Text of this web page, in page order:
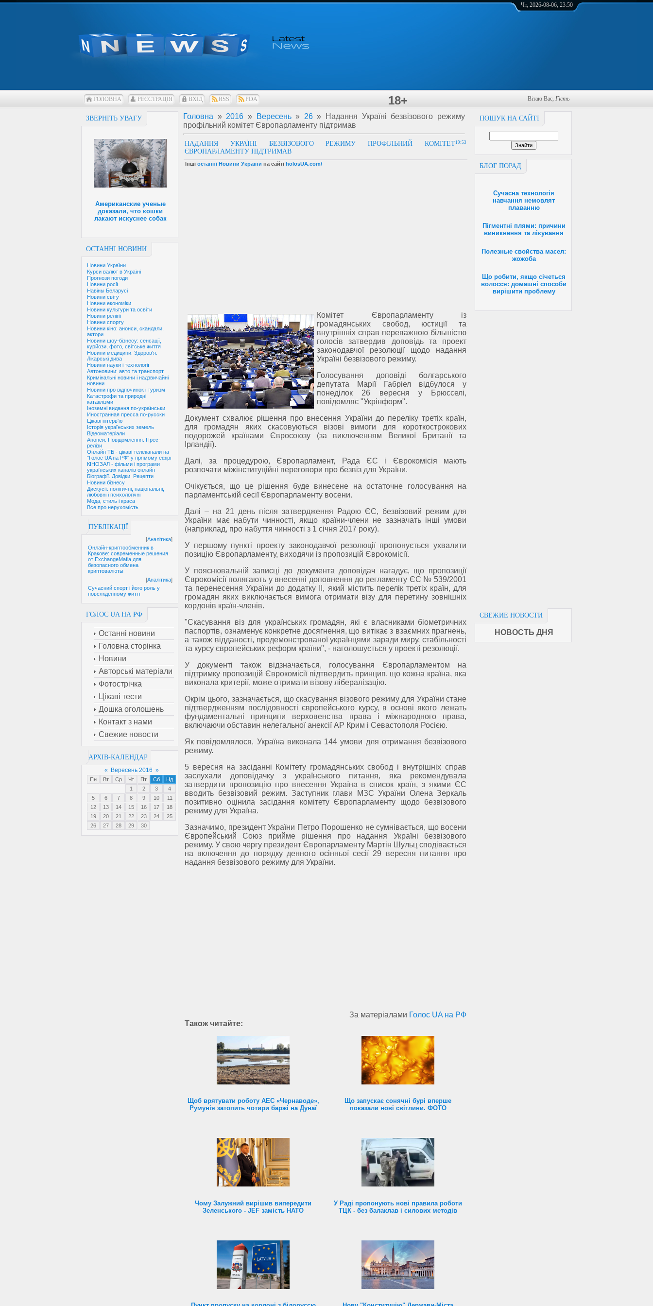
Чт, 2026-08-06, 23:50
ГОЛОВНА РЕЄСТРАЦІЯ ВХІД RSS PDA 18+ Вітаю Вас, Гість
ЗВЕРНІТЬ УВАГУ
Американские ученые
доказали, что кошки
лакают искуснее собак
ОСТАННІ НОВИНИ
Новини України
Курси валют в Україні
Прогнози погоди
Новини росії
Навіны Беларусі
Новини світу
Новини економіки
Новини культури та освіти
Новини релігії
Новини спорту
Новини кіно: анонси, скандали,
актори
Новини шоу-бізнесу: сенсації,
курйози, фото, світське життя
Новини медицини. Здоров'я.
Лікарські дива
Новини науки і технології
Автоновини: авто та транспорт
Кримінальні новини і надзвичайні
новини
Новини про відпочинок і туризм
Катастрофи та природні
катаклізми
Іноземні видання по-українськи
Иностранная пресса по-русски
Цікаві інтерв'ю
Історія українських земель
Відеоматеріали
Анонси. Повідомлення. Прес-
релізи
Онлайн ТБ - цікаві телеканали на
"Голос UA на РФ" у прямому ефірі
КІНОЗАЛ - фільми і програми
українських каналів онлайн
Біографії. Довідки. Рецепти
Новини бізнесу
Дискусії: політичні, національні,
любовні і психологічні
Мода, стиль і краса
Все про нерухомість
ПУБЛІКАЦІЇ
[Аналітика]
Онлайн-криптообменник в
Кракове: современные решения
от ExchangeMafia для
безопасного обмена
криптовалюты
[Аналітика]
Сучасний спорт і його роль у
повсякденному житті
ГОЛОС UA НА РФ
Останні новини
Головна сторінка
Новини
Авторські матеріали
Фотострічка
Цікаві тести
Дошка оголошень
Контакт з нами
Свежие новости
АРХІВ-КАЛЕНДАР
« Вересень 2016 »
Пн Вт Ср Чт Пт Сб
Нд
1
2 3
4
5
6 7 8 9 10
11
12
13 14 15 16 17
18
19
20 21 22 23 24
25
26
27 28 29 30
ПОШУК НА САЙТІ
БЛОГ ПОРАД
Сучасна технологія
навчання немовлят
плаванню
Пігментні плями: причини
виникнення та лікування
Полезные свойства масел:
жожоба
Що робити, якщо січеться
волосся: домашні способи
вирішити проблему
СВЕЖИЕ НОВОСТИ
НОВОСТЬ ДНЯ
Головна » 2016 » Вересень » 26» Надання Україні безвізового режиму
профільний комітет Європарламенту підтримав
19:53
НАДАННЯ УКРАЇНІ БЕЗВІЗОВОГО РЕЖИМУ ПРОФІЛЬНИЙ КОМІТЕТ
ЄВРОПАРЛАМЕНТУ ПІДТРИМАВ
Інші останні Новини України на сайті holosUA.com/
Комітет Європарламенту із
громадянських свобод, юстиції та
внутрішніх справ переважною більшістю
голосів затвердив доповідь та проект
законодавчої резолюції щодо надання
Україні безвізового режиму.
Голосування доповіді болгарського
депутата Марії Габріел відбулося у
понеділок 26 вересня у Брюсселі,
повідомляє "Укрінформ".
Документ схвалює рішення про внесення України до переліку третіх країн,
для громадян яких скасовуються візові вимоги для короткострокових
подорожей країнами Євросоюзу (за виключенням Великої Британії та
Ірландії).
Далі, за процедурою, Європарламент, Рада ЄС і Єврокомісія мають
розпочати міжінституційні переговори про безвіз для України.
Очікується, що це рішення буде винесене на остаточне голосування на
парламентській сесії Європарламенту восени.
Далі – на 21 день після затвердження Радою ЄС, безвізовий режим для
України має набути чинності, якщо країни-члени не зазначать інші умови
(наприклад, про набуття чинності з 1 січня 2017 року).
У першому пункті проекту законодавчої резолюції пропонується ухвалити
позицію Європарламенту, виходячи із пропозицій Єврокомісії.
У пояснювальній записці до документа доповідач нагадує, що пропозиції
Єврокомісії полягають у внесенні доповнення до регламенту ЄС № 539/2001
та перенесення України до додатку ІІ, який містить перелік третіх країн, для
громадян яких виключається вимога отримати візу для перетину зовнішніх
кордонів країн-членів.
"Скасування віз для українських громадян, які є власниками біометричних
паспортів, ознаменує конкретне досягнення, що витікає з взаємних прагнень,
а також відданості, продемонстрованої українцями заради миру, стабільності
та курсу європейських реформ країни", - наголошується у проекті резолюції.
У документі також відзначається, голосування Європарламентом на
підтримку пропозицій Єврокомісії підтвердить принцип, що кожна країна, яка
виконала критерії, може отримати візову лібералізацію.
Окрім цього, зазначається, що скасування візового режиму для України стане
підтвердженням послідовності європейського курсу, в основі якого лежать
фундаментальні принципи верховенства права і міжнародного права,
включаючи обставин нелегальної анексії АР Крим і Севастополя Росією.
Як повідомлялося, Україна виконала 144 умови для отримання безвізового
режиму.
5 вересня на засіданні Комітету громадянських свобод і внутрішніх справ
заслухали доповідачку з українського питання, яка рекомендувала
затвердити пропозицію про внесення Україна в список країн, з якими ЄС
вводить безвізовий режим. Заступник глави МЗС України Олена Зеркаль
позитивно оцінила засідання комітету Європарламенту щодо безвізового
режиму для Україна.
Зазначимо, президент України Петро Порошенко не сумнівається, що восени
Європейський Союз прийме рішення про надання Україні безвізового
режиму. У свою чергу президент Європарламенту Мартін Шульц сподівається
на включення до порядку денного осінньої сесії 29 вересня питання про
надання безвізового режиму для України.
За матеріалами Голос UA на РФ
Також читайте:
Щоб врятувати роботу АЕС «Чернаводе»,
Румунія затопить чотири баржі на Дунаї
Що запускає сонячні бурі вперше
показали нові світлини. ФОТО
Чому Залужний вирішив випередити
Зеленського - JEF замість НАТО
У Раді пропонують нові правила роботи
ТЦК - без балаклав і силових методів